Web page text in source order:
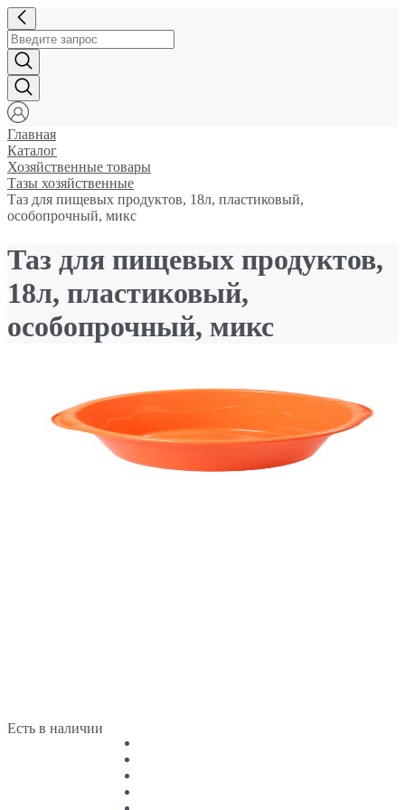
Главная
Каталог
Хозяйственные товары
Тазы хозяйственные
Таз для пищевых продуктов, 18л, пластиковый,
особопрочный, микс
Таз для пищевых продуктов,
18л, пластиковый,
особопрочный, микс
Есть в наличии